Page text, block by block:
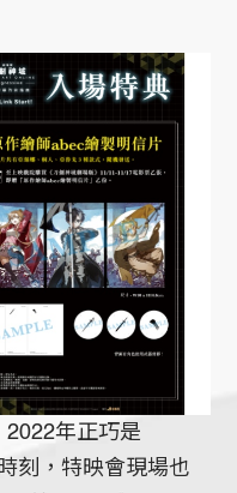
2022年正巧是
刻，特映會現場也